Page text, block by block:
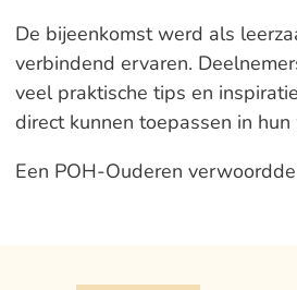
De bijeenkomst werd als
verbindend ervaren.
veel praktische tips en
direct kunnen toepassen in hun
Een POH-Ouderen